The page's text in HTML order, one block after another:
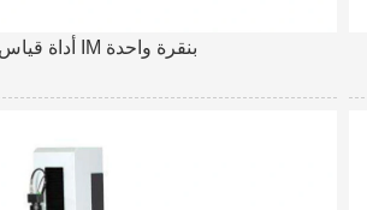
أداة قياس IM بنقرة واحدة